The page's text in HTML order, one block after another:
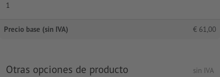
1
Precio base (sin IVA) € 61,00
Otras opciones de producto sin IVA